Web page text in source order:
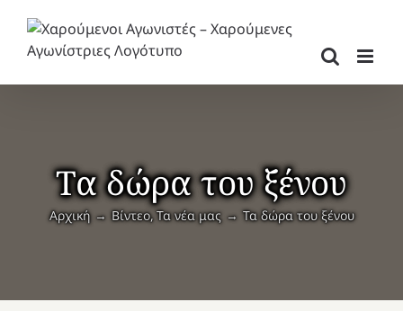
περιεχόμενο
Τα δώρα του ξένου
Αρχική Βίντεο Τα νέα μας Τα δώρα του ξένου